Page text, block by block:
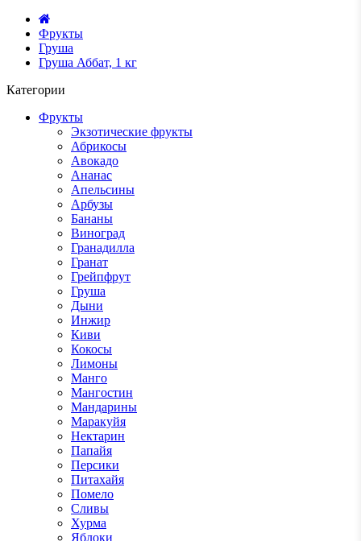
Фрукты
Груша
Груша Аббат, 1 кг
Категории
Фрукты
Экзотические фрукты
Абрикосы
Авокадо
Ананас
Апельсины
Арбузы
Бананы
Виноград
Гранадилла
Гранат
Грейпфрут
Груша
Дыни
Инжир
Киви
Кокосы
Лимоны
Манго
Мангостин
Мандарины
Маракуйя
Нектарин
Папайя
Персики
Питахайя
Помело
Сливы
Хурма
Яблоки